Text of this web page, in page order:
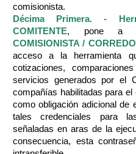
comisionista.
Décima Primera. -
COMITENTE, pone a
COMISIONISTA /
acceso a la herramienta
cotizaciones,
servicios generados por el
compañías habilitadas para
como obligación adicional de
tales credenciales para
señaladas en aras de la
consecuencia, esta